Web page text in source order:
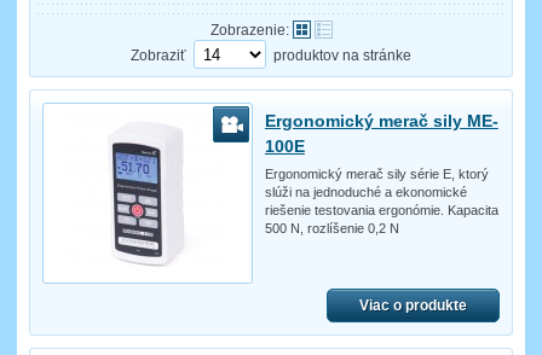
Zobrazenie:
Zobraziť
produktov na stránke
Ergonomický merač sily ME-
100E
Ergonomický merač sily série E, ktorý
slúži na jednoduché a ekonomické
riešenie testovania ergonómie. Kapacita
500 N, rozlíšenie 0,2 N
Viac o produkte